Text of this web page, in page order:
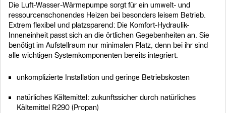
Die Luft-Wasser-Wärmepumpe sorgt für ein umwelt- und
ressourcenschonendes Heizen bei besonders leisem Betrieb.
Extrem flexibel und platzsparend: Die Komfort-Hydraulik-
Inneneinheit passt sich an die örtlichen Gegebenheiten an. Sie
benötigt im Aufstellraum nur minimalen Platz, denn bei ihr sind
alle wichtigen Systemkomponenten bereits integriert.
unkomplizierte Installation und geringe Betriebskosten
natürliches Kältemittel: zukunftssicher durch natürliches
Kältemittel R290 (Propan)